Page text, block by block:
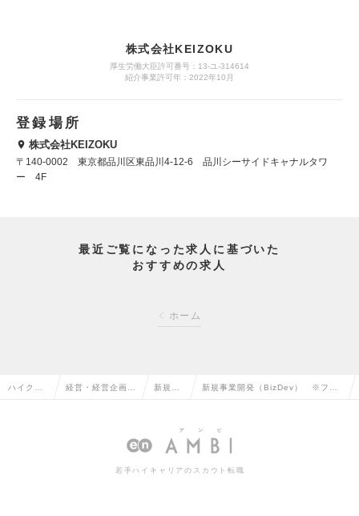
株式会社KEIZOKU
厚生労働大臣許可番号：13-ユ-314614
紹介事業許可年：2022年10月
登録場所
株式会社KEIZOKU
〒140-0002 東京都品川区東品川4-12-6 品川シーサイドキャナルタワ
ー 4F
最近ご覧になった求人に基づいた
おすすめの求人
ホーム
ハイクラ 経営・経営企画・ 新規事 新規事業開発（BizDev） ※フル
報
若手ハイキャリアのスカウト転職